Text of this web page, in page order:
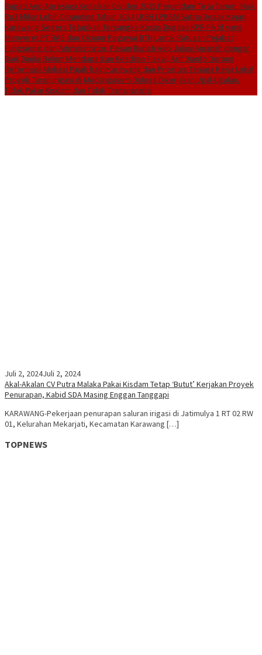
Bupati Aep Apresiasi Kenaikan Dividen 2025 Perumdam Tirta Tarum, Naik
Rp3 Miliar Lebih Dibanding Tahun 2024LKBH LPKSM Satria Desak Kejari
Karawang Segera Tetapkan Tersangka Kasus Dugaan KPR Fiktif yang
Menyeret PT BAS dan Oknum Pegawai BTN Lantik Ratusan Pejabat
Fungsional dan Administrator, Pesan Bupati Aep Jalani Amanah dengan
BaikDinilai Belum Mendapatkan Keadilan Fiskal, Arif Dianto Dorong
Reformasi Alokasi Pajak bagi Karawang dan Prioritas Tenaga Kerja Lokal
Proyek Turap Irigasi di Medangasem Diduga Dikerjakan Ugal-Ugalan,
Tidak Pakai Kisdam dan Tidak Transparansi
Juli 2, 2024Juli 2, 2024
Akal-Akalan CV Putra Malaka Pakai Kisdam Tetap ‘Butut’ Kerjakan Proyek
Penurapan, Kabid SDA Masing Enggan Tanggapi
KARAWANG-Pekerjaan penurapan saluran irigasi di Jatimulya 1 RT 02 RW
01, Kelurahan Mekarjati, Kecamatan Karawang […]
TOPNEWS